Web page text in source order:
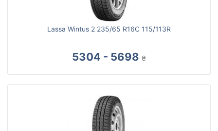
Lassa Wintus 2 235/65 R16C 115/113R
5304 - 5698 ₴